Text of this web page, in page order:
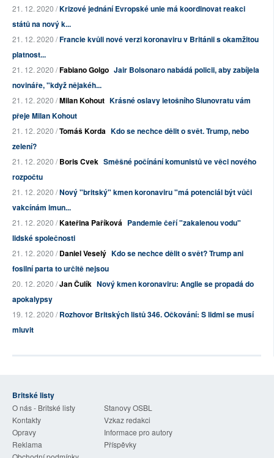
21. 12. 2020 /Krizové jednání Evropské unie má koordinovat reakci
států na nový k...
21. 12. 2020 /Francie kvůli nové verzi koronaviru v Británii s okamžitou
platnost...
21. 12. 2020 /Fabiano Golgo Jair Bolsonaro nabádá policii, aby zabíjela
novináře, "když nějakéh...
21. 12. 2020 /Milan Kohout Krásné oslavy letošního Slunovratu vám
přeje Milan Kohout
21. 12. 2020 /Tomáš Korda Kdo se nechce dělit o svět. Trump, nebo
zelení?
21. 12. 2020 /Boris Cvek Směšné počínání komunistů ve věci nového
rozpočtu
21. 12. 2020 /Nový "britský" kmen koronaviru "má potenciál být vůči
vakcínám imun...
21. 12. 2020 /Kateřina Paříková Pandemie čeří "zakalenou vodu"
lidské společnosti
21. 12. 2020 /Daniel Veselý Kdo se nechce dělit o svět? Trump ani
fosilní parta to určitě nejsou
20. 12. 2020 /Jan Čulík Nový kmen koronaviru: Anglie se propadá do
apokalypsy
19. 12. 2020 /Rozhovor Britských listů 346. Očkování: S lidmi se musí
mluvit
Britské listy
O nás - Britské listy
Stanovy OSBL
Kontakty
Vzkaz redakci
Opravy
Informace pro autory
Reklama
Příspěvky